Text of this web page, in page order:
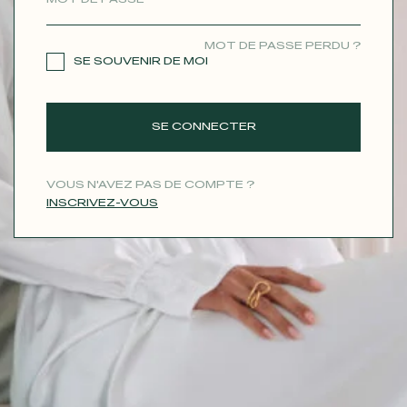
MOT DE PASSE PERDU ?
SE SOUVENIR DE MOI
SE CONNECTER
VOUS N'AVEZ PAS DE COMPTE ?
INSCRIVEZ-VOUS